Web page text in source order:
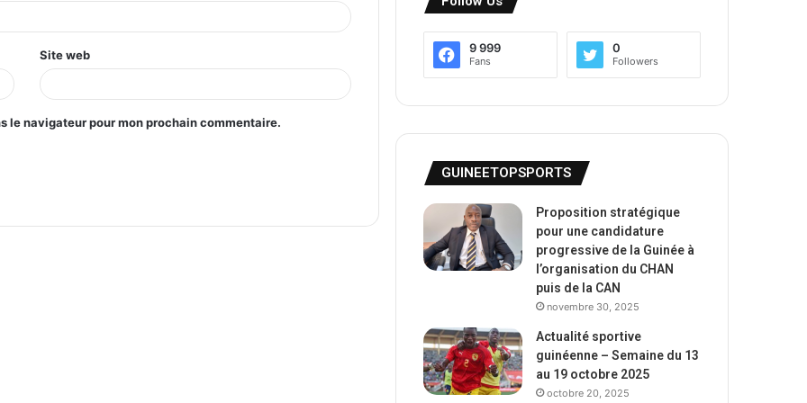
Site web
le navigateur pour mon prochain commentaire.
9 999
Fans
0
Followers
GUINEETOPSPORTS
Proposition stratégique
pour une candidature
progressive de la Guinée à
l’organisation du CHAN
puis de la CAN
novembre 30, 2025
Actualité sportive
guinéenne – Semaine du 13
au 19 octobre 2025
octobre 20, 2025